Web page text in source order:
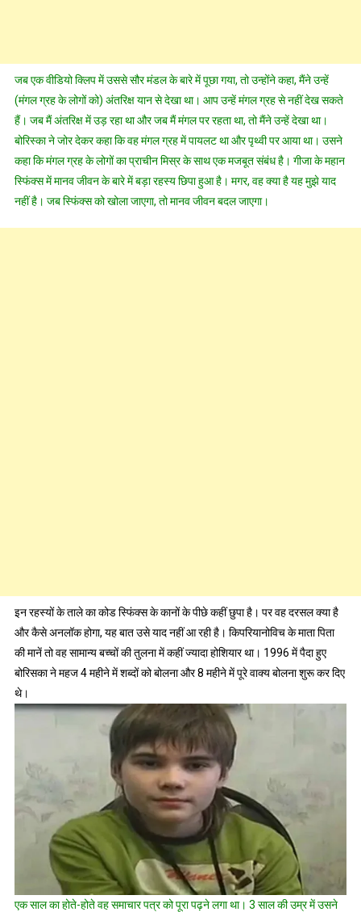
जब एक वीडियो क्लिप में उससे सौर मंडल के बारे में पूछा गया, तो उन्होंने कहा, मैंने उन्हें
(मंगल ग्रह के लोगों को) अंतरिक्ष यान से देखा था। आप उन्हें मंगल ग्रह से नहीं देख सकते
हैं। जब मैं अंतरिक्ष में उड़ रहा था और जब मैं मंगल पर रहता था, तो मैंने उन्हें देखा था।
बोरिस्का ने जोर देकर कहा कि वह मंगल ग्रह में पायलट था और पृथ्वी पर आया था। उसने
कहा कि मंगल ग्रह के लोगों का प्राचीन मिस्र के साथ एक मजबूत संबंध है। गीजा के महान
स्फिंक्स में मानव जीवन के बारे में बड़ा रहस्य छिपा हुआ है। मगर, वह क्या है यह मुझे याद
नहीं है। जब स्फिंक्स को खोला जाएगा, तो मानव जीवन बदल जाएगा।
इन रहस्यों के ताले का कोड स्फिंक्स के कानों के पीछे कहीं छुपा है। पर वह दरसल क्या है
और कैसे अनलॉक होगा, यह बात उसे याद नहीं आ रही है। किपरियानोविच के माता पिता
की मानें तो वहसामान्य बच्चों की तुलना में कहीं ज्यादा होशियार था। 1996 में पैदा हुए
बोरिसका ने महज 4 महीने में शब्दों को बोलना और 8 महीने में पूरे वाक्य बोलना शुरू कर दिए
थे।
एक साल का होते-होते वह समाचार पत्र को पूरा पढ़ने लगा था। 3 साल की उम्र में उसने